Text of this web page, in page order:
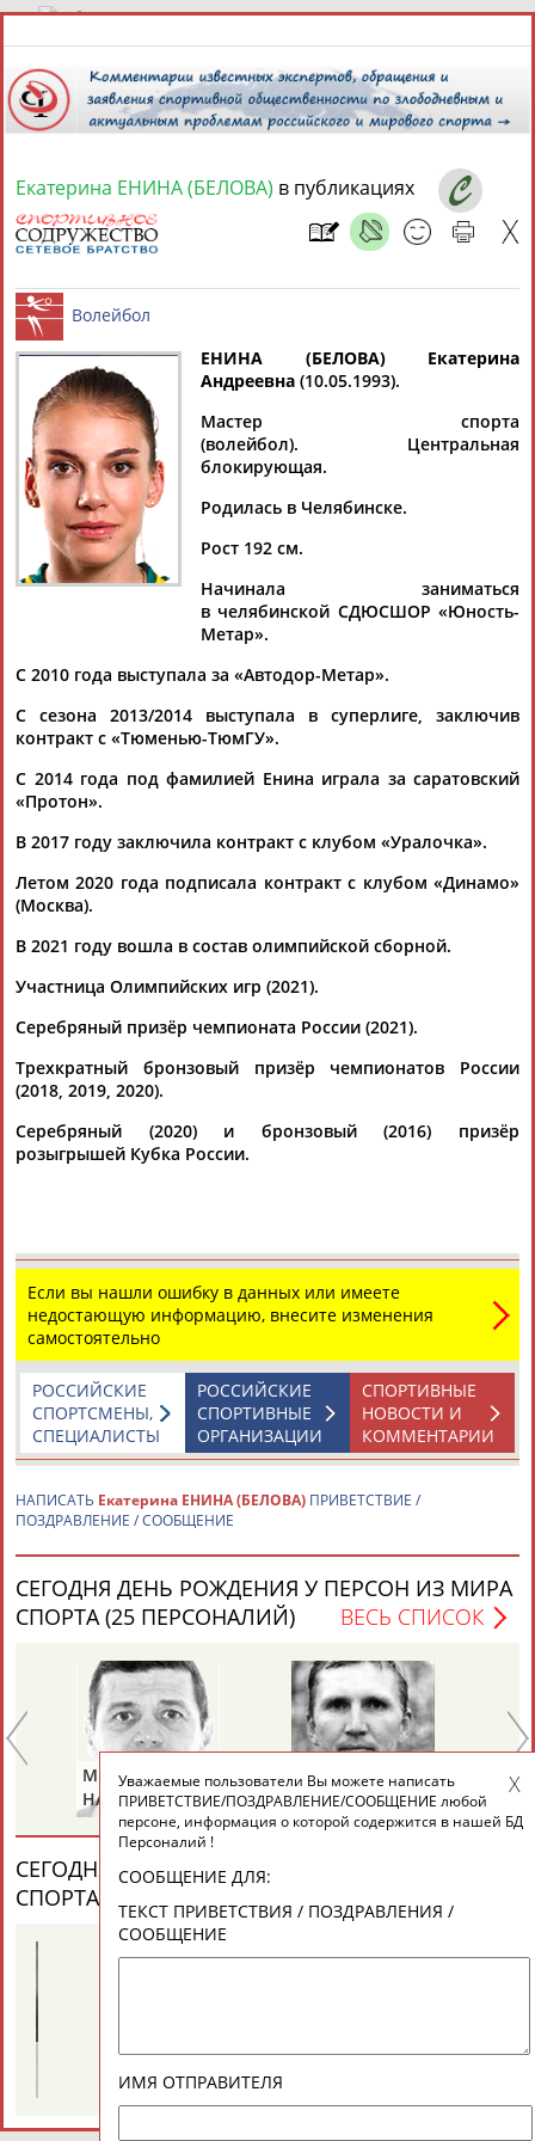
8 августа 2026 года,21:43
Найдено: 13181 Расширенный поиск
Аслаудин
АБАЕВ
Елена
АБАИМОВА
Мария
Юлия
АБАЛАКИНА
Дмитрий
АБАРЕНОВ
Тамилла
АБАСОВА
Рамазан
АБАЧАРАЕВ
Флюра
БУЛАТОВА
Татьяна
Акжана
Каримжан
АБДРАХМАНОВ
Аделя
АБДРАХМАНОВА
Андрей
Герман
АБДУЛАЕВ
АБДУЛАЕВ
АБДУЛАЗИЗОВ АБДУЛБЕКОВ
Камалудин
АБДУЛДАУДОВ
Абдула
АБДУЛЖАЛИЛОВ
Магомед
АБДУЛКАГИРОВ
Назир
АБДУЛЛАЕВ
24 персон из 13181
ЕЩЁ ПЕРСОНЫ
ТАБЛО АКТИВНОСТИ
ЦЕЛИ ПРОЕКТА
Вопросы сотрудничества и совместной деятельности
Разработка и поддержка ООО НАИТ «Стадион»
Адресов в новостной рассылке: 996
Екатерина ЕНИНА (БЕЛОВА) в публикациях
Волейбол
ЕНИНА (БЕЛОВА) Екатерина
Андреевна (10.05.1993).
Мастер спорта
(волейбол). Центральная
блокирующая.
Родилась в Челябинске.
Рост 192 см.
Начинала заниматься
в челябинской СДЮСШОР «Юность-
Метар».
С 2010 года выступала за «Автодор-Метар».
С сезона 2013/2014 выступала в суперлиге, заключив
контракт с «Тюменью-ТюмГУ».
С 2014 года под фамилией Енина играла за саратовский
«Протон».
В 2017 году заключила контракт с клубом «Уралочка».
Летом 2020 года подписала контракт с клубом «Динамо»
(Москва).
В 2021 году вошла в состав олимпийской сборной.
Участница Олимпийских игр (2021).
Серебряный призёр чемпионата России (2021).
Трехкратный бронзовый призёр чемпионатов России
(2018, 2019, 2020).
Серебряный (2020) и бронзовый (2016) призёр
розыгрышей Кубка России.
Если вы нашли ошибку в данных или имеете
недостающую информацию, внесите изменения
самостоятельно
СПОРТИВНЫЕ
НОВОСТИ И
КОММЕНТАРИИ
РОССИЙСКИЕ
СПОРТИВНЫЕ
ОРГАНИЗАЦИИ
РОССИЙСКИЕ
СПОРТСМЕНЫ,
СПЕЦИАЛИСТЫ
НАПИСАТЬ Екатерина ЕНИНА (БЕЛОВА) ПРИВЕТСТВИЕ /
ПОЗДРАВЛЕНИЕ / СООБЩЕНИЕ
СЕГОДНЯ ДЕНЬ РОЖДЕНИЯ У ПЕРСОН ИЗ МИРА
СПОРТА (25 ПЕРСОНАЛИЙ)
ВЕСЬ СПИСОК
Михаил
НАСТЕНКО
Павел
МЕЛЬНИКОВ
СЕГОДНЯ ДЕНЬ ПАМЯТИ У ПЕРСОН ИЗ МИРА
СПОРТА (4 ПЕРСОНАЛИЙ)
Виталия
ТУОМАЙТЕ
Михаил
Уважаемые пользователи Вы можете написать
ПРИВЕТСТВИЕ/ПОЗДРАВЛЕНИЕ/СООБЩЕНИЕ любой
персоне, информация о которой содержится в нашей БД
Персоналий !
СООБЩЕНИЕ ДЛЯ:
ТЕКСТ ПРИВЕТСТВИЯ / ПОЗДРАВЛЕНИЯ /
СООБЩЕНИЕ
ИМЯ ОТПРАВИТЕЛЯ